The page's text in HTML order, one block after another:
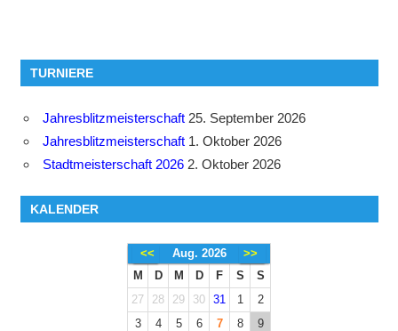
TURNIERE
Jahresblitzmeisterschaft 25. September 2026
Jahresblitzmeisterschaft 1. Oktober 2026
Stadtmeisterschaft 2026 2. Oktober 2026
KALENDER
<< Aug. 2026
>>
M
D M D F S
S
27
28 29 30 31 1
2
3
4 5 6 7 8
9